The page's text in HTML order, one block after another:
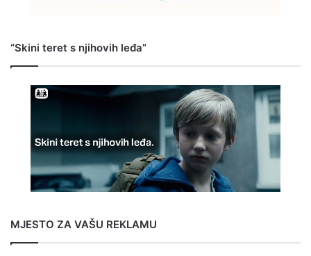
“Skini teret s njihovih leđa”
MJESTO ZA VAŠU REKLAMU